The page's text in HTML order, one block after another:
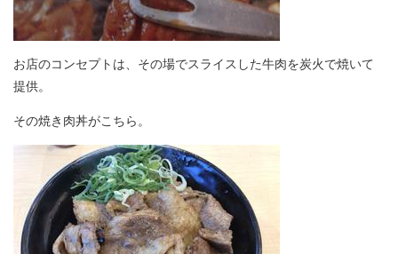
お店のコンセプトは、その場でスライスした牛肉を炭火で焼いて
提供。
その焼き肉丼がこちら。